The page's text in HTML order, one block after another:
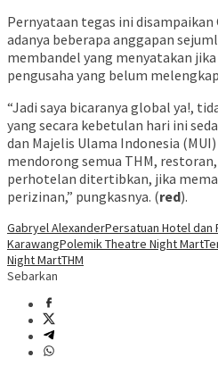
Pernyataan tegas ini disampaikan
adanya beberapa anggapan
membandel yang menyatakan jika
pengusaha yang belum
“Jadi saya bicaranya global ya!,
yang secara kebetulan hari ini
dan Majelis Ulama Indonesia
mendorong semua THM,
perhotelan ditertibkan, jika
perizinan,” pungkasnya. (red).
Gabryel AlexanderPersatuan Hotel dan
KarawangPolemik Theatre Night Mart
Night MartTHM
Sebarkan